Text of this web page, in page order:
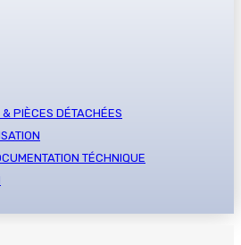
PIÈCES DÉTACHÉES
TÉCHNIQUE